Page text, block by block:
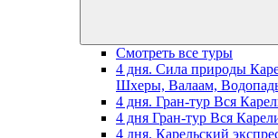
Смотреть все туры
4 дня. Сила природы
Шхеры, Валаам,
4 дня. Гран-тур Вся
4 дня Гран-тур Вся
4 дня. Карельский